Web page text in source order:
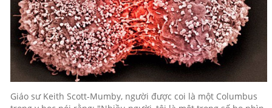
Giáo sư Keith Scott-Mumby, người được coi là một Columbus